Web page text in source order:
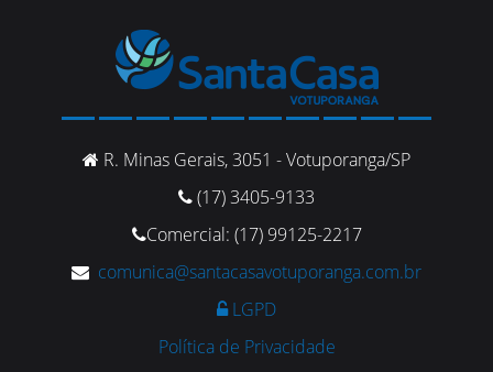
R. Minas Gerais, 3051 - Votuporanga/SP
(17) 3405-9133
Comercial: (17) 99125-2217
comunica@santacasavotuporanga.com.br
LGPD
Política de Privacidade